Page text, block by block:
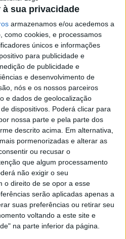
à sua privacidade
armazenamos e/ou acedemos a
como cookies, e processamos
únicos e informações
para publicidade e
de publicidade e
e desenvolvimento de
nós e os nossos parceiros
e dados de geolocalização
dispositivos. Poderá clicar para
nossa parte e pela parte dos
descrito acima. Em alternativa,
pormenorizadas e alterar as
ou recusar o
que algum processamento
não exigir o seu
o direito de se opor a esse
serão aplicadas apenas a
suas preferências ou retirar seu
voltando a este site e
na parte inferior da página.
nova intervenção de
4.º lugar no concurso